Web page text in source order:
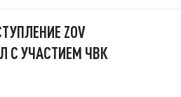
ZOV
С УЧАСТИЕМ ЧВК